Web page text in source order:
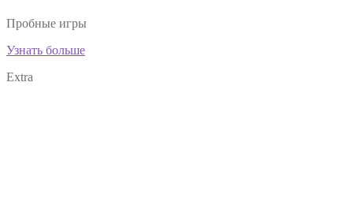
Пробные игры
Узнать больше
Extra